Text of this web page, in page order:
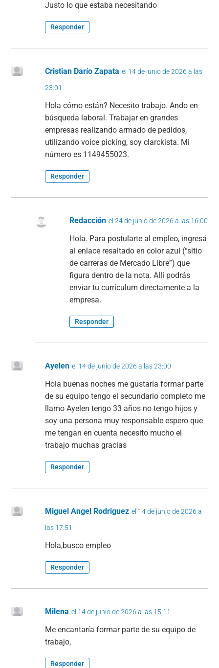
Justo lo que estaba necesitando
Responder
Cristian Darío Zapata el 14 de junio de 2026 a las
23:01
Hola cómo están? Necesito trabajo. Ando en
búsqueda laboral. Trabajar en grandes
empresas realizando armado de pedidos,
utilizando voice picking, soy clarckista. Mi
número es 1149455023.
Responder
Redacción el 24 de junio de 2026 a las 16:00
Hola. Para postularte al empleo, ingresá
al enlace resaltado en color azul (“sitio
de carreras de Mercado Libre”) que
figura dentro de la nota. Allí podrás
enviar tu currículum directamente a la
empresa.
Responder
Ayelen el 14 de junio de 2026 a las 23:00
Hola buenas noches me gustaría formar parte
de su equipo tengo el secundario completo me
llamo Ayelen tengo 33 años no tengo hijos y
soy una persona muy responsable espero que
me tengan en cuenta necesito mucho el
trabajo muchas gracias
Responder
Miguel Angel Rodriguez el 14 de junio de 2026 a
las 17:51
Hola,busco empleo
Responder
Milena el 14 de junio de 2026 a las 15:11
Me encantaría formar parte de su equipo de
trabajo,
Responder